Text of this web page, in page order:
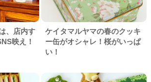
、店内す
映え！
ケイタマルヤマの春のクッキ
ー缶がオシャレ！桜がいっぱ
い！